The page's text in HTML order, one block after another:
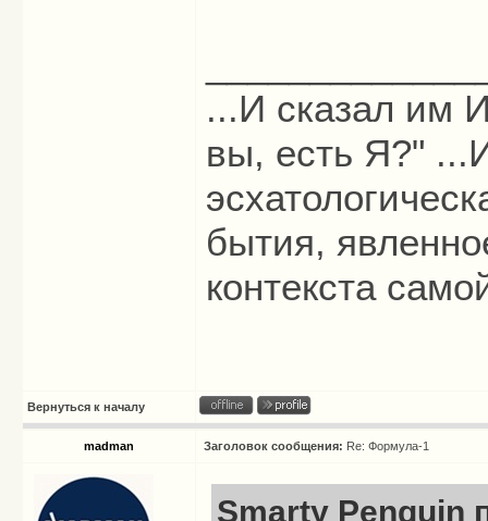
...И сказал им
вы, есть Я?"
бытия,
контекста
Вернуться к началу
madman Заголовок сообщения: Re: Формула-1
Smarty Penguin